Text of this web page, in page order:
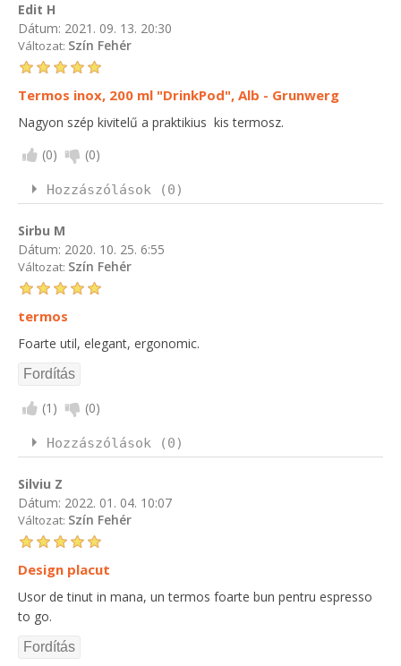
Edit H
Dátum: 2021. 09. 13. 20:30
Változat: Szín Fehér
Termos inox, 200 ml "DrinkPod", Alb - Grunwerg
Nagyon szép kivitelű a praktikius kis termosz.
(0) (0)
Hozzászólások (0)
Sirbu M
Dátum: 2020. 10. 25. 6:55
Változat: Szín Fehér
termos
Foarte util, elegant, ergonomic.
(1 ) (0)
Hozzászólások (0)
Silviu Z
Dátum: 2022. 01. 04. 10:07
Változat: Szín Fehér
Design placut
Usor de tinut in mana, un termos foarte bun pentru espresso
to go.